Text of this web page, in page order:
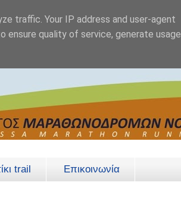
trail Επικοινωνία
traffic. Your IP address and user-agent
ensure quality of service, generate usage